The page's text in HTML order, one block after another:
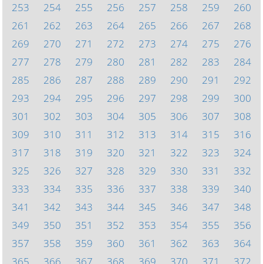
253
254 255 256 257 258 259
260
261
262 263 264 265 266 267
268
269
270 271 272 273 274 275
276
277
278 279 280 281 282 283
284
285
286 287 288 289 290 291
292
293
294 295 296 297 298 299
300
301
302 303 304 305 306 307
308
309
310 311 312 313 314 315
316
317
318 319 320 321 322 323
324
325
326 327 328 329 330 331
332
333
334 335 336 337 338 339
340
341
342 343 344 345 346 347
348
349
350 351 352 353 354 355
356
357
358 359 360 361 362 363
364